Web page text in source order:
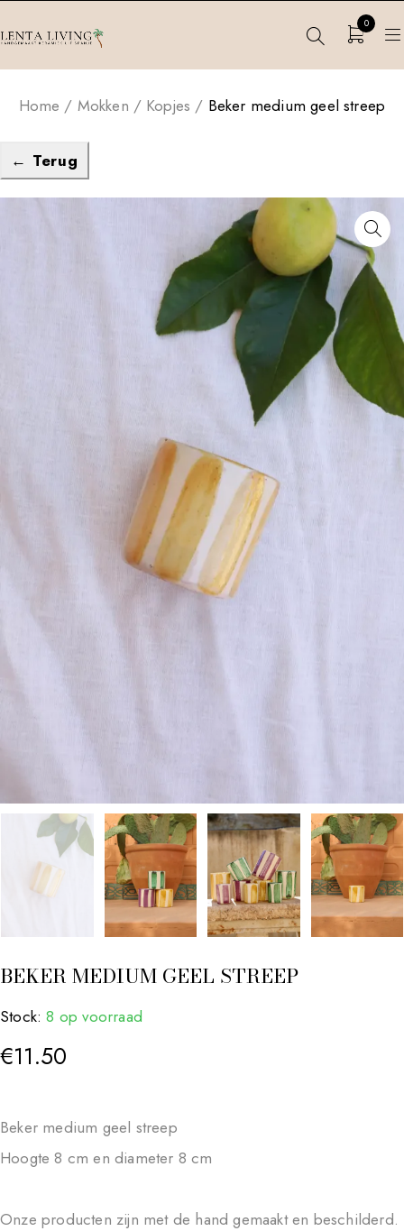
0
Home / Mokken / Kopjes / Beker medium geel streep
← Terug
BEKER MEDIUM GEEL STREEP
Stock: 8 op voorraad
Beker medium geel streep
Hoogte 8 cm en diameter 8 cm
Onze producten zijn met de hand gemaakt en beschilderd.
€11.50